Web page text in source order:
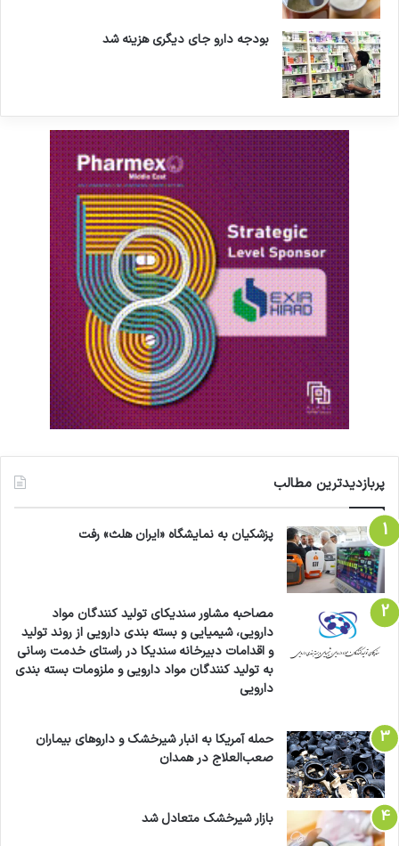
بودجه دارو جای دیگری هزینه شد
پربازدیدترین مطالب
پزشکیان به نمایشگاه «ایران هلث» رفت
مصاحبه مشاور سندیکای تولید کنندگان مواد
دارویی، شیمیایی و بسته بندی دارویی از روند تولید
و اقدامات دبیرخانه سندیکا در راستای خدمت رسانی
به تولید کنندگان مواد دارویی و ملزومات بسته بندی
دارویی
حمله آمریکا به انبار شیرخشک و داروهای بیماران
صعب‌العلاج در همدان
بازار شیرخشک متعادل شد